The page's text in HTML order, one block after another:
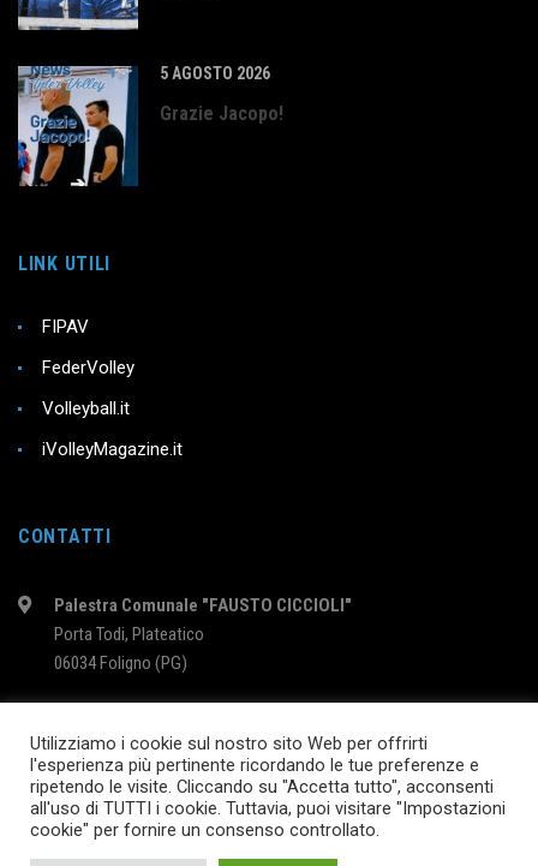
5 AGOSTO 2026
Grazie Jacopo!
LINK UTILI
FIPAV
FederVolley
Volleyball.it
iVolleyMagazine.it
CONTATTI
Palestra Comunale "FAUSTO CICCIOLI"
Porta Todi, Plateatico
06034 Foligno (PG)
2024 © InterVolleyFoligno.it | P.I. 02895760540
SEGUICI SU
Utilizziamo i cookie sul nostro sito Web per offrirti
l'esperienza più pertinente ricordando le tue preferenze e
ripetendo le visite. Cliccando su "Accetta tutto", acconsenti
all'uso di TUTTI i cookie. Tuttavia, puoi visitare "Impostazioni
cookie" per fornire un consenso controllato.